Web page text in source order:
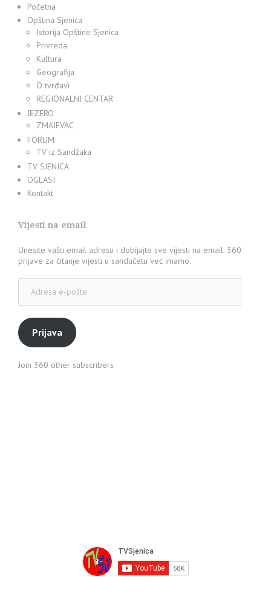
Početna
Opština Sjenica
Istorija Opštine Sjenica
Privreda
Kultura
Geografija
O tvrđavi
REGIONALNI CENTAR
JEZERO
ZMAJEVAC
FORUM
TV iz Sandžaka
TV SJENICA
OGLASI
Kontakt
Vijesti na email
Unesite vašu email adresu i dobijajte sve vijesti na email. 360
prijave za čitanje vijesti u sandučetu već imamo.
pošte
Prijava
Join 360 other subscribers